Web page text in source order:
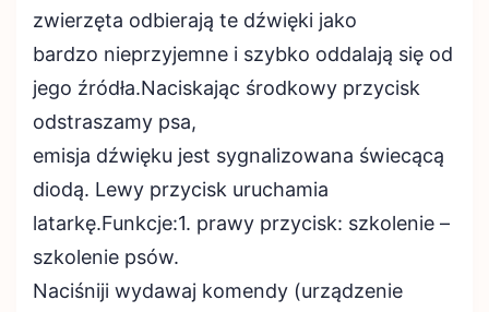
zwierzęta odbierają te dźwięki jako
bardzo nieprzyjemne i szybko oddalają się od
jego źródła.Naciskając środkowy przycisk
odstraszamy psa,
emisja dźwięku jest sygnalizowana świecącą
diodą. Lewy przycisk uruchamia
latarkę.Funkcje:1. prawy przycisk: szkolenie –
szkolenie psów.
Naciśniji wydawaj komendy (urządzenie